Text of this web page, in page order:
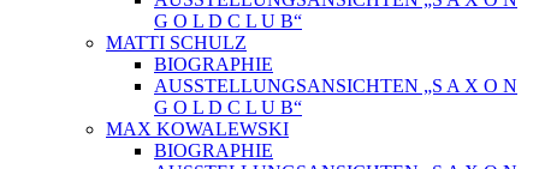
G O L D C L U B“
MATTI SCHULZ
BIOGRAPHIE
AUSSTELLUNGSANSICHTEN „S A X O N
G O L D C L U B“
MAX KOWALEWSKI
BIOGRAPHIE